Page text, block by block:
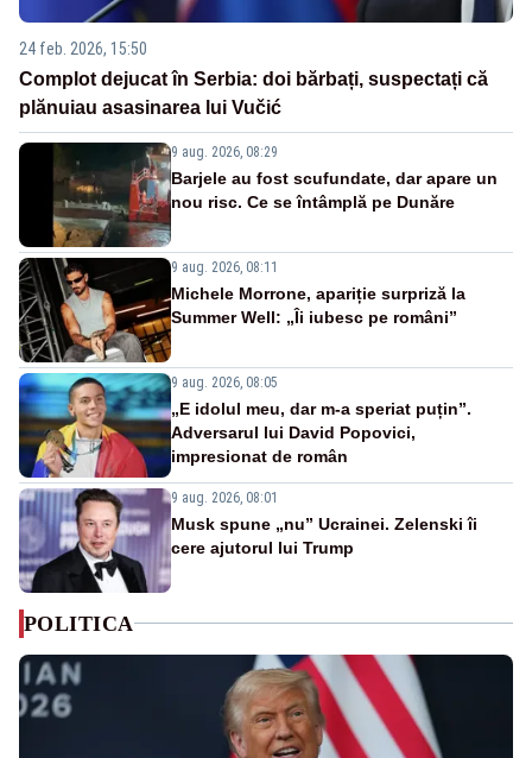
24 feb. 2026, 15:50
Complot dejucat în Serbia: doi bărbați, suspectați că
plănuiau asasinarea lui Vučić
9 aug. 2026, 08:29
Barjele au fost scufundate, dar apare un
nou risc. Ce se întâmplă pe Dunăre
9 aug. 2026, 08:11
Michele Morrone, apariție surpriză la
Summer Well: „Îi iubesc pe români”
9 aug. 2026, 08:05
„E idolul meu, dar m-a speriat puțin”.
Adversarul lui David Popovici,
impresionat de român
9 aug. 2026, 08:01
Musk spune „nu” Ucrainei. Zelenski îi
cere ajutorul lui Trump
POLITICA